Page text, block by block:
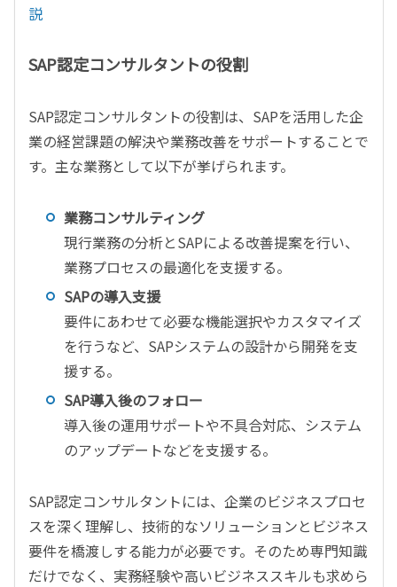
説
SAP認定コンサルタントの役割
SAP認定コンサルタントの役割は、SAPを活用した企
業の経営課題の解決や業務改善をサポートすることで
す。主な業務として以下が挙げられます。
業務コンサルティング
現行業務の分析とSAPによる改善提案を行い、
業務プロセスの最適化を支援する。
SAPの導入支援
要件にあわせて必要な機能選択やカスタマイズ
を行うなど、SAPシステムの設計から開発を支
援する。
SAP導入後のフォロー
導入後の運用サポートや不具合対応、システム
のアップデートなどを支援する。
SAP認定コンサルタントには、企業のビジネスプロセ
スを深く理解し、技術的なソリューションとビジネス
要件を橋渡しする能力が必要です。そのため専門知識
だけでなく、実務経験や高いビジネススキルも求めら